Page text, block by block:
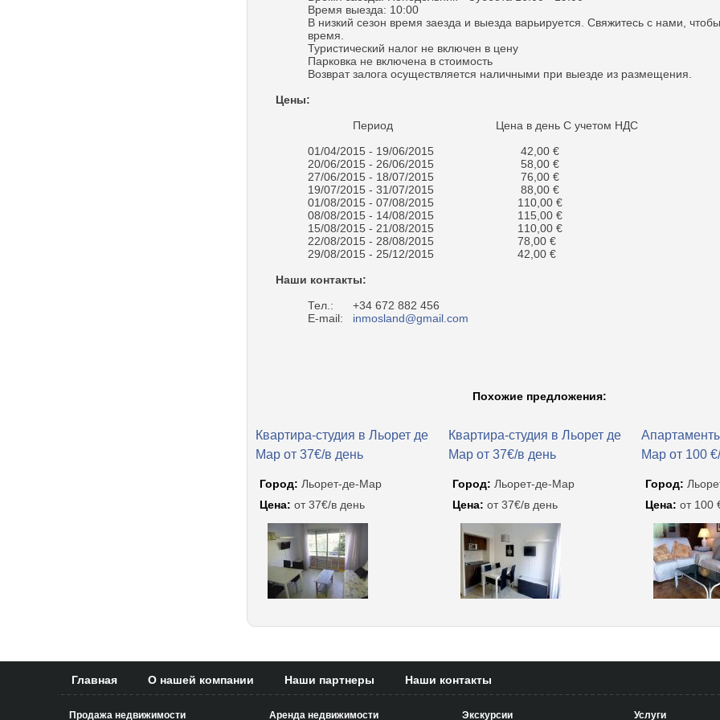
Время выезда: 10:00
В низкий сезон время заезда и выезда варьируется. Свяжитесь с нами,
время.
Туристический налог не включен в цену
Парковка не включена в стоимость
Возврат залога осуществляется наличными при выезде из размещения.
Цены:
Период Цена в день С учетом НДС
01/04/2015 - 19/06/2015 42,00 €
20/06/2015 - 26/06/2015 58,00 €
27/06/2015 - 18/07/2015 76,00 €
19/07/2015 - 31/07/2015 88,00 €
01/08/2015 - 07/08/2015 110,00 €
08/08/2015 - 14/08/2015 115,00 €
15/08/2015 - 21/08/2015 110,00 €
22/08/2015 - 28/08/2015 78,00 €
29/08/2015 - 25/12/2015 42,00 €
Наши контакты:
Тел.: +34 672 882 456
E-mail: inmosland@gmail.com
Похожие предложения:
Квартира-студия в Льорет де
Мар от 37€/в день
Город: Льорет-де-Мар
Цена: от 37€/в день
Квартира-студия в Льорет де
Мар от 37€/в день
Город: Льорет-де-Мар
Цена: от 37€/в день
Мар от 100
Город:
Цена: от 100
Главная О нашей компании Наши партнеры Наши контакты
Продажа недвижимости Аренда недвижимости Экскурсии Услуги